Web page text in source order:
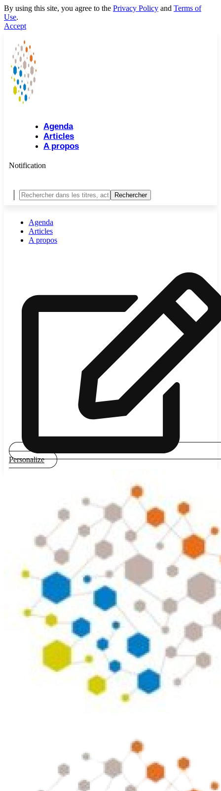
By using this site, you agree to the Privacy Policy and Terms of
Use.
Accept
Agenda
Articles
A propos
Notification
Agenda
Articles
A propos
Personalize